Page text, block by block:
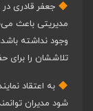
جعفر قادری در
مدیریتی باعث
وجود نداشته
تلاششان را برای
به اعتقاد
شود مدیران